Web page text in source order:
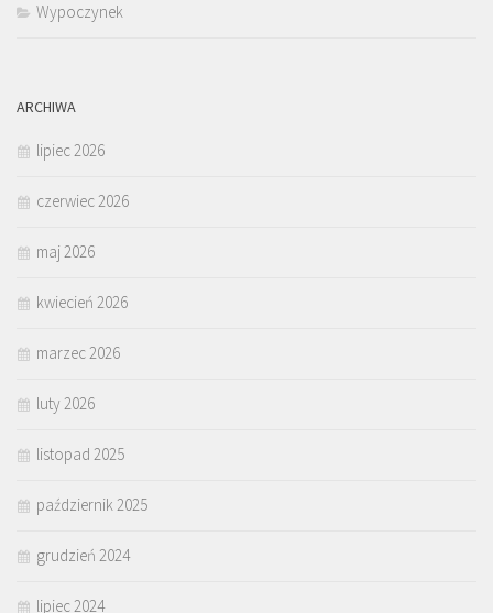
Wypoczynek
ARCHIWA
lipiec 2026
czerwiec 2026
maj 2026
kwiecień 2026
marzec 2026
luty 2026
listopad 2025
październik 2025
grudzień 2024
lipiec 2024